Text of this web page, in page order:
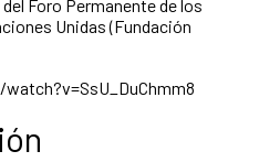
Foro Permanente de los
Unidas (Fundación